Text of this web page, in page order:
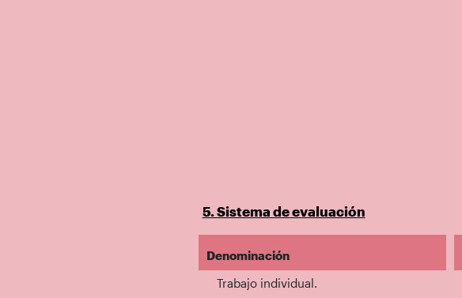
5. Sistema de evaluación
Denominación
Trabajo individual.